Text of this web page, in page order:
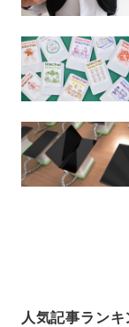
人気記事ランキ